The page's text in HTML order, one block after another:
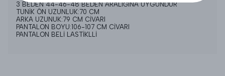
3 BEDEN 44-46-48 BEDEN ARALIĞINA UYGUNDUR
TUNİK ÖN UZUNLUK:70 CM
ARKA UZUNUK:79 CM CİVARI
PANTALON BOYU:106-107 CM CİVARI
PANTALON BELİ LASTİKLLİ